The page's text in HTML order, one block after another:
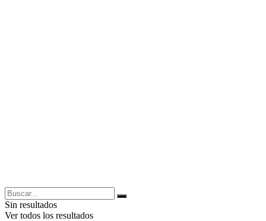
Sin resultados
Ver todos los resultados